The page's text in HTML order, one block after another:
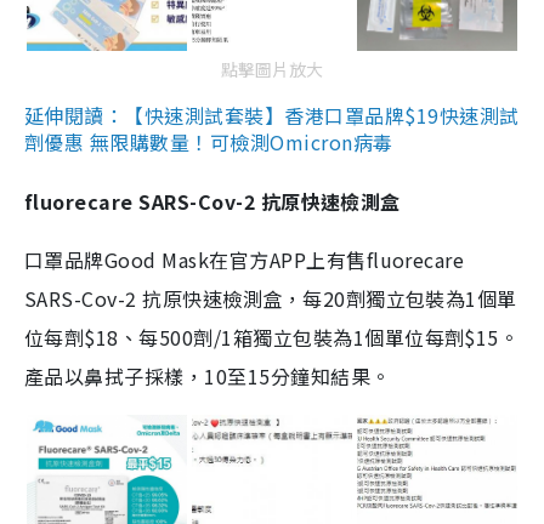
點擊圖片放大
延伸閱讀：【快速測試套裝】香港口罩品牌$19快速測試
劑優惠 無限購數量！可檢測Omicron病毒
fluorecare SARS-Cov-2 抗原快速檢測盒
口罩品牌Good Mask在官方APP上有售fluorecare
SARS-Cov-2 抗原快速檢測盒，每20劑獨立包裝為1個單
位每劑$18、每500劑/1箱獨立包裝為1個單位每劑$15。
產品以鼻拭子採樣，10至15分鐘知結果。